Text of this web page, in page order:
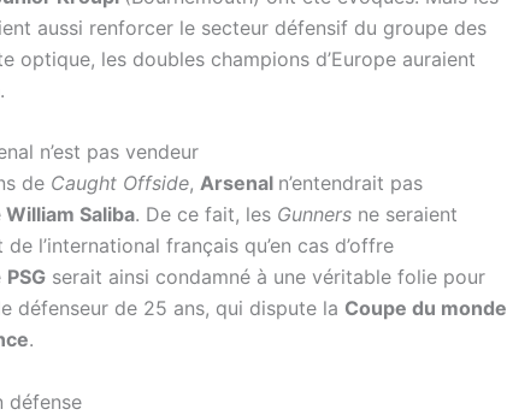
aussi renforcer le secteur défensif du groupe des
optique, les doubles champions d’Europe auraient
.
n’est pas vendeur
de Caught Offside, Arsenal n’entendrait pas
William Saliba. De ce fait, les Gunners ne seraient
l’international français qu’en cas d’offre
PSG serait ainsi condamné à une véritable folie pour
défenseur de 25 ans, qui dispute la Coupe du monde
.
défense